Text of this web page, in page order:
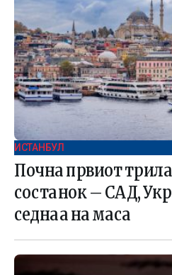
ИСТАНБУЛ
Почна првиот
состанок – САД,
седнаа на маса